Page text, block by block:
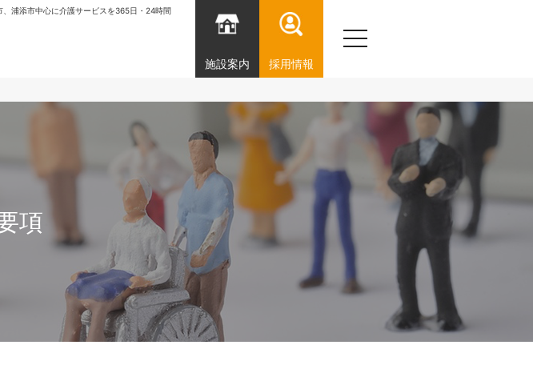
浦添市中心に介護サービスを365日・24時間
施設案内 採用情報
toggle
項